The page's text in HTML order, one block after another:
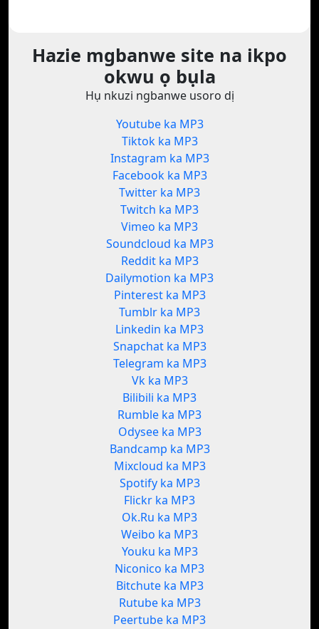
Hazie mgbanwe site na ikpo
okwu ọ bụla
Hụ nkuzi ngbanwe usoro dị
Youtube ka MP3
Tiktok ka MP3
Instagram ka MP3
Facebook ka MP3
Twitter ka MP3
Twitch ka MP3
Vimeo ka MP3
Soundcloud ka MP3
Reddit ka MP3
Dailymotion ka MP3
Pinterest ka MP3
Tumblr ka MP3
Linkedin ka MP3
Snapchat ka MP3
Telegram ka MP3
Vk ka MP3
Bilibili ka MP3
Rumble ka MP3
Odysee ka MP3
Bandcamp ka MP3
Mixcloud ka MP3
Spotify ka MP3
Flickr ka MP3
Ok.Ru ka MP3
Weibo ka MP3
Youku ka MP3
Niconico ka MP3
Bitchute ka MP3
Rutube ka MP3
Peertube ka MP3